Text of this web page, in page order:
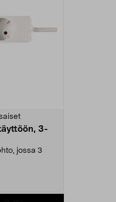
3-
jossa 3